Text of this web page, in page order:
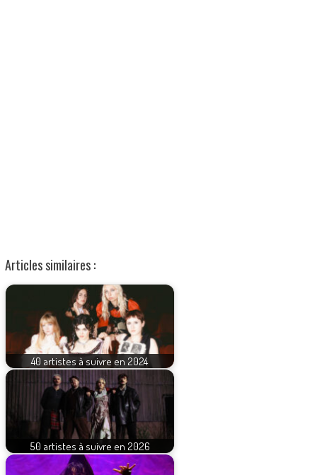
Articles similaires :
40 artistes à suivre en 2024
50 artistes à suivre en 2026